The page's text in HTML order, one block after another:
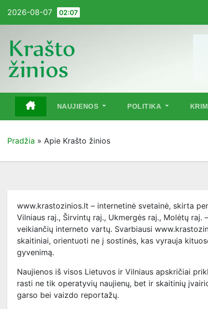
2026-08-07 02:07
NAUJIENOS POLITIKA
Pradžia » Apie Krašto žinios
www.krastozinios.lt – internetinė svetainė, skirta
Vilniaus raj., Širvintų raj., Ukmergės raj., Molėtų
veikiančių interneto vartų. Svarbiausi
skaitiniai, orientuoti ne į sostinės, kas vyrauja
gyvenimą.
Naujienos iš visos Lietuvos ir Vilniaus apskričiai
rasti ne tik operatyvių naujienų, bet ir skaitinių
garso bei vaizdo reportažų.